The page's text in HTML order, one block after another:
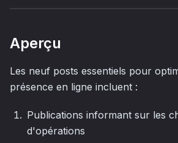
Aperçu
Les neuf posts essentiels pour
présence en ligne incluent :
Publications informant sur les
d'opérations